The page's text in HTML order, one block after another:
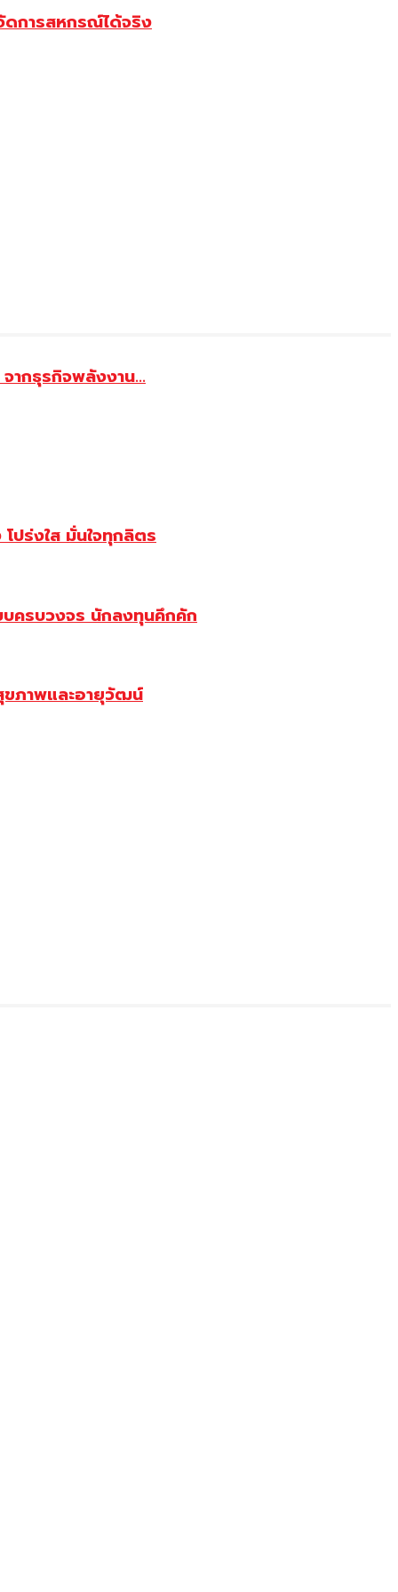
ดการสหกรณ์ได้จริง
ากธุรกิจพลังงาน...
ปร่งใส มั่นใจทุกลิตร
บครบวงจร นักลงทุนคึกคัก
ขภาพและอายุวัฒน์